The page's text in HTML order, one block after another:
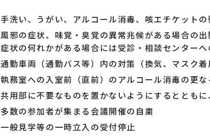
手洗い、うがい、アルコール消毒、咳エチケットの
風邪の症状、味覚・臭覚の異常兆候がある場合の
症状の何れかがある場合には受診・相談センターへ
通勤車両（通勤バス等）内の対策（換気、マスク着
執務室への入室前（直前）のアルコール消毒の更
共用部に不要なものを置かないようにするととも
多数の参加者が集まる会議開催の自粛
一般見学等の一時立入の受付停止